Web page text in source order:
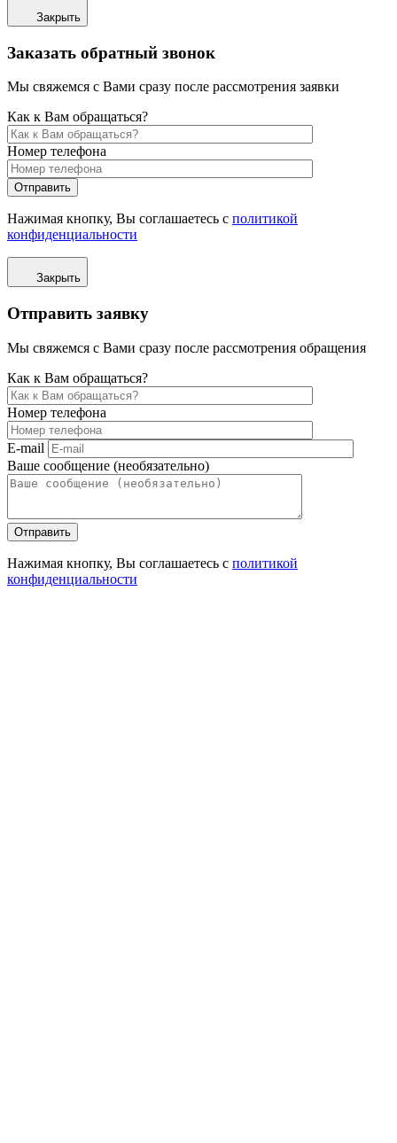
Закрыть
Заказать обратный звонок
Мы свяжемся с Вами сразу после рассмотрения заявки
Как к Вам обращаться?
Номер телефона
Отправить
Нажимая кнопку, Вы соглашаетесь с политикой
конфиденциальности
Закрыть
Отправить заявку
Мы свяжемся с Вами сразу после рассмотрения обращения
Как к Вам обращаться?
Номер телефона
E-mail
Ваше сообщение (необязательно)
Отправить
Нажимая кнопку, Вы соглашаетесь с политикой
конфиденциальности